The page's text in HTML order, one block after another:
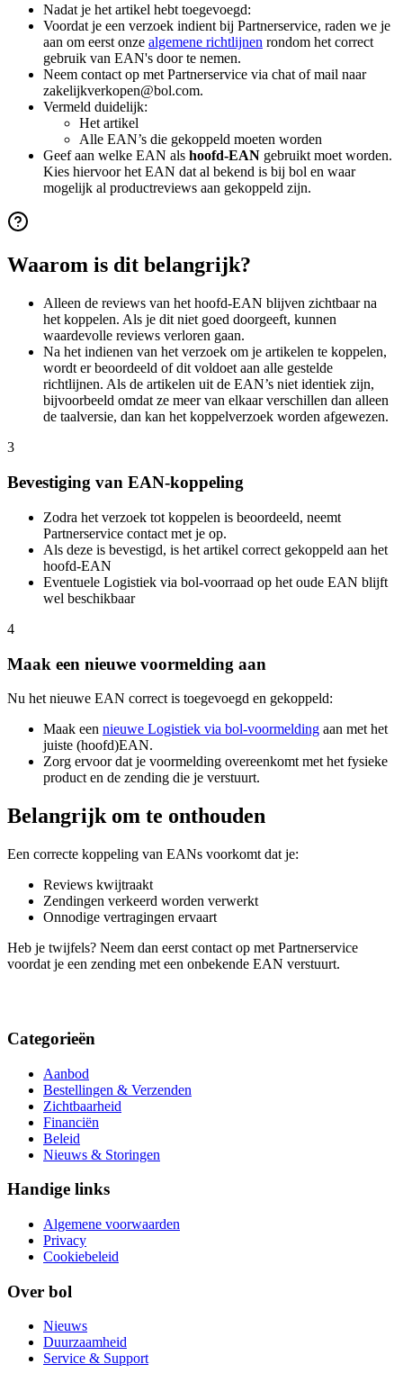
Nadat je het artikel hebt toegevoegd:
Voordat je een verzoek indient bij Partnerservice, raden we je
aan om eerst onze algemene richtlijnen rondom het correct
gebruik van EAN's door te nemen.
Neem contact op met Partnerservice via chat of mail naar
zakelijkverkopen@bol.com.
Vermeld duidelijk:
Het artikel
Alle EAN’s die gekoppeld moeten worden
Geef aan welke EAN als hoofd-EAN gebruikt moet worden.
Kies hiervoor het EAN dat al bekend is bij bol en waar
mogelijk al productreviews aan gekoppeld zijn.
Waarom is dit belangrijk?
Alleen de reviews van het hoofd-EAN blijven zichtbaar na
het koppelen. Als je dit niet goed doorgeeft, kunnen
waardevolle reviews verloren gaan.
Na het indienen van het verzoek om je artikelen te koppelen,
wordt er beoordeeld of dit voldoet aan alle gestelde
richtlijnen. Als de artikelen uit de EAN’s niet identiek zijn,
bijvoorbeeld omdat ze meer van elkaar verschillen dan alleen
de taalversie, dan kan het koppelverzoek worden afgewezen.
3
Bevestiging van EAN-koppeling
Zodra het verzoek tot koppelen is beoordeeld, neemt
Partnerservice contact met je op.
Als deze is bevestigd, is het artikel correct gekoppeld aan het
hoofd-EAN
Eventuele Logistiek via bol-voorraad op het oude EAN blijft
wel beschikbaar
4
Maak een nieuwe voormelding aan
Nu het nieuwe EAN correct is toegevoegd en gekoppeld:
Maak een nieuwe Logistiek via bol-voormelding aan met het
juiste (hoofd)EAN.
Zorg ervoor dat je voormelding overeenkomt met het fysieke
product en de zending die je verstuurt.
Belangrijk om te onthouden
Een correcte koppeling van EANs voorkomt dat je:
Reviews kwijtraakt
Zendingen verkeerd worden verwerkt
Onnodige vertragingen ervaart
Heb je twijfels? Neem dan eerst contact op met Partnerservice
voordat je een zending met een onbekende EAN verstuurt.
Categorieën
Aanbod
Bestellingen & Verzenden
Zichtbaarheid
Financiën
Beleid
Nieuws & Storingen
Handige links
Algemene voorwaarden
Privacy
Cookiebeleid
Over bol
Nieuws
Duurzaamheid
Service & Support